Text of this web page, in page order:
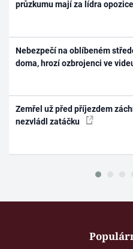
průzkumu mají za lídra
Nebezpečí na oblíbeném
doma, hrozí ozbrojenci ve
Zemřel už před příjezdem
nezvládl zatáčku